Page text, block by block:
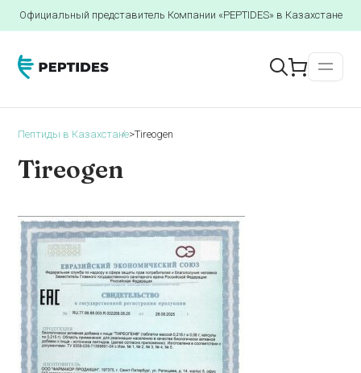
Официальный представитель Компании «PEPTIDES» в Казахстане
Пептиды в Казахстане>Tireogen
Tireogen